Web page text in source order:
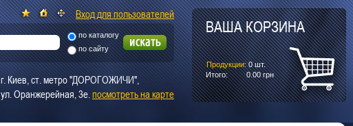
ВАША КОРЗИНА
Продукции: 0шт.
Итого:
0.00 грн
Вход для пользователей
по каталогу
по сайту
г. Киев, ст. метро "ДОРОГОЖИЧИ",
ул. Оранжерейная, 3е.посмотреть на карте